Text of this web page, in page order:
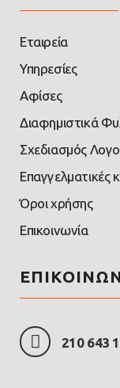
Εταιρεία
Υπηρεσίες
Αφίσες
Διαφημιστικά
Σχεδιασμός
Επαγγελματικές
Όροι χρήσης
Επικοινωνία
210 643